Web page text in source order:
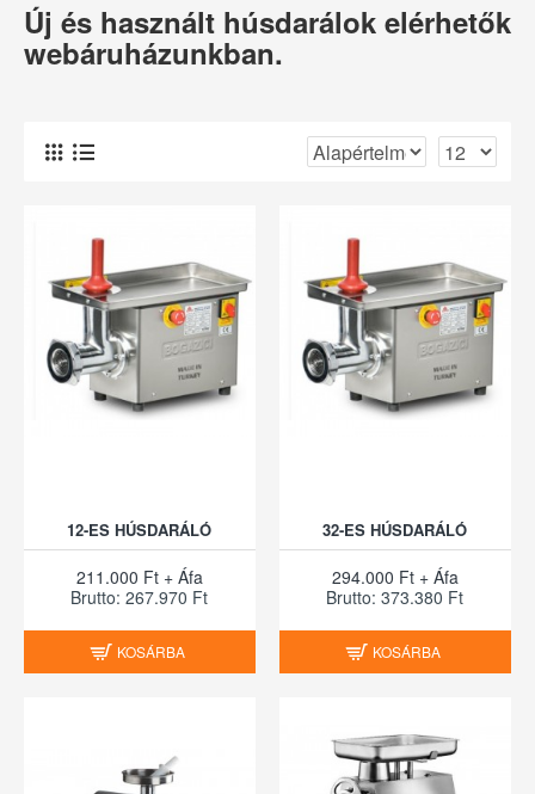
Új és használt húsdarálok elérhetők
webáruházunkban.
12-ES HÚSDARÁLÓ
211.000 Ft + Áfa
Brutto: 267.970 Ft
KOSÁRBA
32-ES HÚSDARÁLÓ
294.000 Ft + Áfa
Brutto: 373.380 Ft
KOSÁRBA